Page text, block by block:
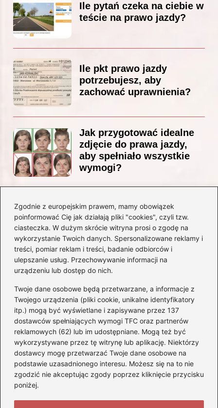
Zgodnie z europejskim prawem, mamy obowiązek
poinformować Cię jak działają pliki "cookies", czyli tzw.
ciasteczka. W dużym skrócie witryna prosi o zgodę na
wykorzystanie Twoich danych. Spersonalizowane reklamy i
treści, pomiar reklam i treści, badanie odbiorców i
ulepszanie usług. Przechowywanie informacji na
urządzeniu lub dostęp do nich.
Twoje dane osobowe będą przetwarzane, a informacje z
Twojego urządzenia (pliki cookie, unikalne identyfikatory
itp.) mogą być wyświetlane i zapisywane przez 137
dostawców spełniających wymogi TFC oraz partnerów
reklamowych (62) lub im udostępniane. Mogą też być
wykorzystywane przez tę witrynę lub aplikację. Niektórzy
dostawcy mogę przetwarzać Twoje dane osobowe na
podstawie uzasadnionego interesu. Możesz się na to nie
zgodzić nie akceptując zgody poprzez kliknięcie przycisku
poniżej.
Ile pytań czeka na ciebie w
teście na prawo jazdy?
Ile pkt prawo jazdy
potrzebujesz, aby
zachować uprawnienia?
Jak przygotować idealne
zdjęcie do prawa jazdy,
aby spełniało wszystkie
wymogi?
Czy Jarosław Kaczyński
posiada prawo jazdy? Oto
prawda, którą warto znać!
Kategorie
Akumulatory(71)
Benzyna i Diesel(68)
Motocykle(47)
Opony(77)
Prawo jazdy(75)
Samochody(275)
Silniki(83)